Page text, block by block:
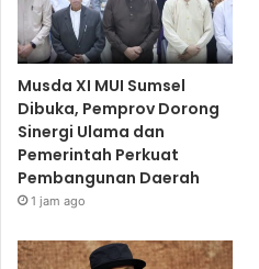
Musda XI MUI Sumsel
Dibuka, Pemprov Dorong
Sinergi Ulama dan
Pemerintah Perkuat
Pembangunan Daerah
1 jam ago